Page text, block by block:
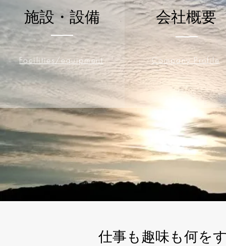
施設・設備
Facilities/equipment
​会社概要
Company Profile
仕事も趣味も何を